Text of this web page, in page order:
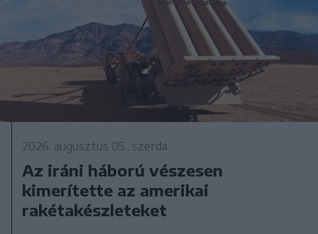
2026. augusztus 05., szerda
Az iráni háború vészesen
kimerítette az amerikai
rakétakészleteket